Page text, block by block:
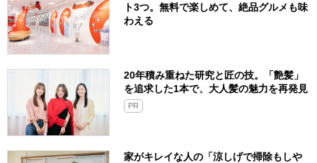
ト3つ。無料で楽しめて、絶品グルメも味
わえる
20年積み重ねた研究と匠の技。「艶髪」
を追求した1本で、大人髪の魅力を再発見
PR
家がキレイな人の「涼しげで掃除もしや